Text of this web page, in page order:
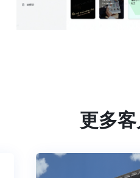
更多客